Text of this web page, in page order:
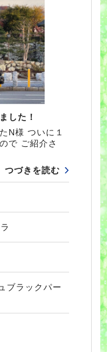
した！
N様 ついに１
で ご紹介さ
つづきを読む
ブラックパー